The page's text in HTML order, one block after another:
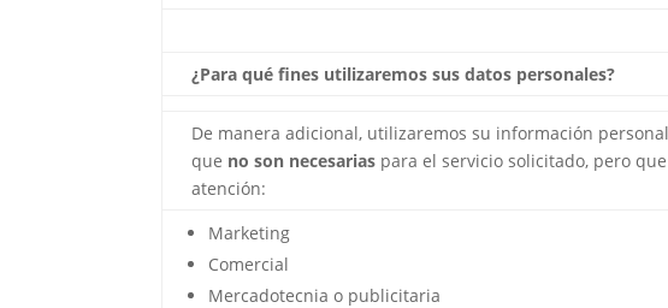
¿Para qué fines utilizaremos sus datos personales?
De manera adicional, utilizaremos su información
que no son necesarias para el servicio solicitado, pero
atención:
Marketing
Comercial
Mercadotecnia o publicitaria